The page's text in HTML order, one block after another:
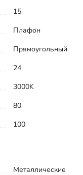
15
Плафон
Прямоугольный
24
3000K
80
100
Металлические